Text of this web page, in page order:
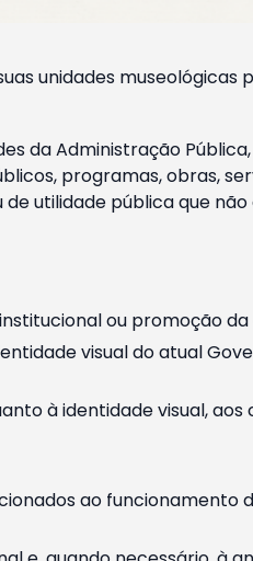
unidades museológicas
da Administração
programas, obras,
utilidade pública que
ou promoção da
visual do atual
à identidade visual, aos
ao funcionamento